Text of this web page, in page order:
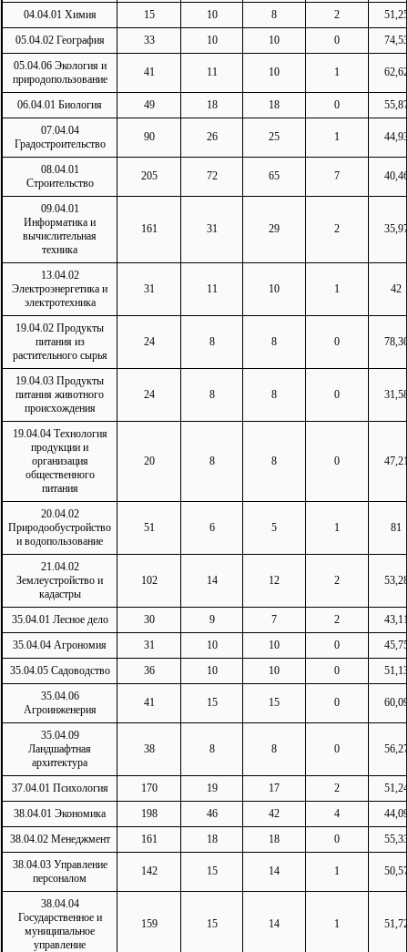
04.04.01 Химия
15 10 8 2
51,25
05.04.02 География
33 10 10 0
74,53
05.04.06 Экология и
природопользование
41 11 10 1 62,62
06.04.01 Биология 49 18 18 0
55,87
07.04.04
Градостроительство
90 26 25 1 44,93
08.04.01
Строительство
205 72 65 7 40,46
09.04.01
Информатика и
вычислительная
техника
161 31 29 2 35,97
13.04.02
Электроэнергетика и
электротехника
31 11 10 1 42
19.04.02 Продукты
питания из
растительного сырья
24 8 8 0 78,30
19.04.03 Продукты
питания животного
происхождения
24 8 8 0 31,58
19.04.04 Технология
продукции и
организация
общественного
питания
20 8 8 0 47,21
20.04.02
Природообустройство
и водопользование
51 6 5 1 81
21.04.02
Землеустройство и
кадастры
102 14 12 2 53,28
35.04.01 Лесное дело 30 9 7 2
43,11
35.04.04 Агрономия
31 10 10 0
45,75
35.04.05 Садоводство
36 10 10 0
51,13
35.04.06
Агроинженерия
41 15 15 0 60,09
35.04.09
Ландшафтная
архитектура
38 8 8 0 56,27
37.04.01 Психология 170 19 17 2
51,24
38.04.01 Экономика
198 46 42 4
44,09
38.04.02 Менеджмент
161 18 18 0
55,33
38.04.03 Управление
персоналом
142 15 14 1 50,57
38.04.04
Государственное и
муниципальное
управление
159 15 14 1 51,72